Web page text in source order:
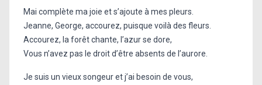
Mai complète ma joie et s’ajoute à mes pleurs.
Jeanne, George, accourez, puisque voilà des fleurs.
Accourez, la forêt chante, l’azur se dore,
Vous n’avez pas le droit d’être absents de l’aurore.
Je suis un vieux songeur et j’ai besoin de vous,